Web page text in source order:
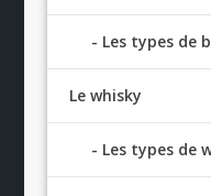
Les types de
Le whisky
Les types de